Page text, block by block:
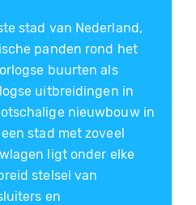
stad van Nederland,
panden rond het
buurten als
uitbreidingen in
nieuwbouw in
stad met zoveel
ligt onder elke
stelsel van
en